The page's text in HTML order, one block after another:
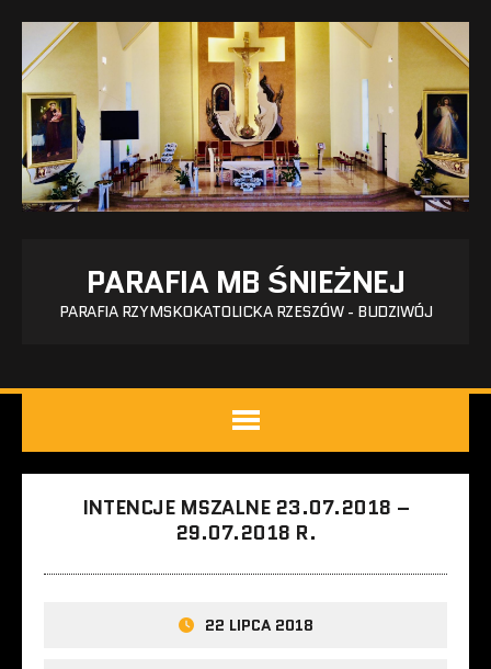
PARAFIA MB ŚNIEŻNEJ
PARAFIA RZYMSKOKATOLICKA RZESZÓW - BUDZIWÓJ
INTENCJE MSZALNE 23.07.2018 –
29.07.2018 R.
22 LIPCA 2018